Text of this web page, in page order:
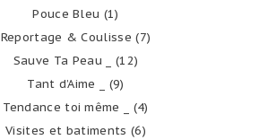
Pouce Bleu (1)
Reportage & Coulisse (7)
Sauve Ta Peau _
(12)
Tant d’Aime _
(9)
Tendance toi même _
(4)
Visites et batiments (6)